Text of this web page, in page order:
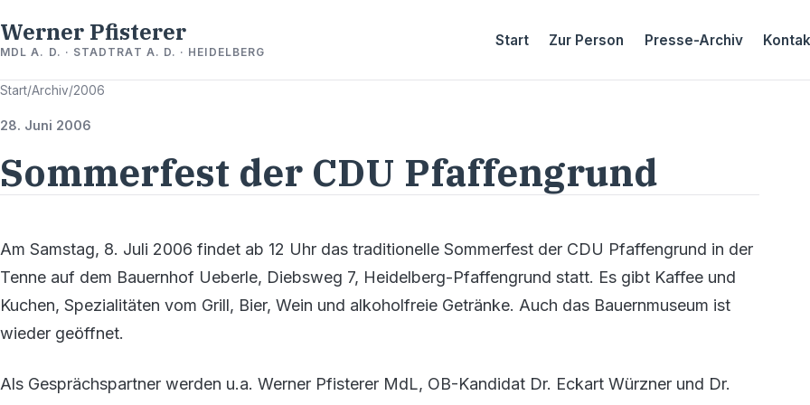
Werner Pfisterer
MDL A. D. · STADTRAT A. D. · HEIDELBERG
Start Zur Person Presse-Archiv
Start/Archiv/2006
28. Juni 2006
Sommerfest der CDU Pfaffengrund
Am Samstag, 8. Juli 2006 findet ab 12 Uhr das traditionelle Sommerfest der CDU Pfaffengrund in der
Tenne auf dem Bauernhof Ueberle, Diebsweg 7, Heidelberg-Pfaffengrund statt. Es gibt Kaffee und
Kuchen, Spezialitäten vom Grill, Bier, Wein und alkoholfreie Getränke. Auch das Bauernmuseum ist
wieder geöffnet.
Als Gesprächspartner werden u.a. Werner Pfisterer MdL, OB-Kandidat Dr. Eckart Würzner und Dr.